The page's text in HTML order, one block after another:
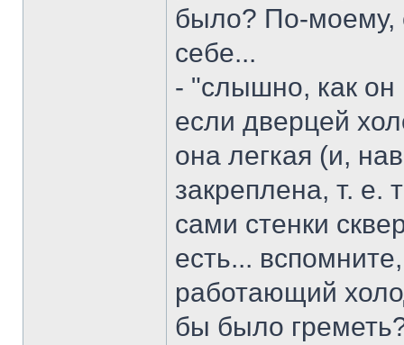
было? По-моему,
себе...
- "слышно, как он
если дверцей
она легкая (и,
закреплена, т. е.
сами стенки
есть...
работающий
бы было